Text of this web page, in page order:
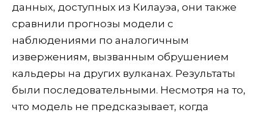
данных, доступных из Килауэа, они также
сравнили прогнозы модели с
наблюдениями по аналогичным
извержениям, вызванным обрушением
кальдеры на других вулканах. Результаты
были последовательными. Несмотря на то,
что модель не предсказывает, когда